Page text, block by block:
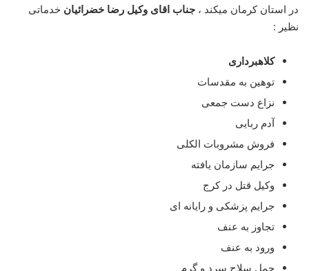
در استان کرمان میکند ، جناب اقای وکیل رضا خضرائیان خدماتی
نظیر :
کلاهبرداری
توهین به مقدسات
نزاع دست جمعی
آدم ربایی
فروش مشروبات الکلی
جرایم سازمان یافته
وکیل قتل در کرج
جرایم پزشکی و رایانه ای
تجاوز به عنف
ورود به عنف
حمل سلاح سرد و گرم